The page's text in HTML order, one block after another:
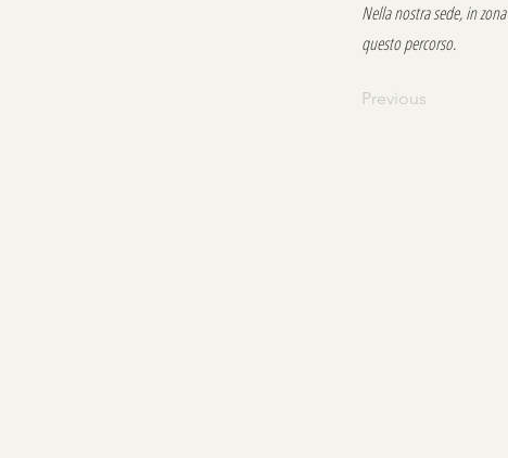
Nella nostra sede, in
questo percorso.
Previous